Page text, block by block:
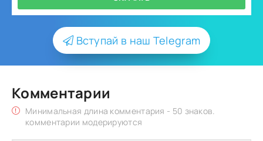
Вступай в наш Telegram
Комментарии
Минимальная длина комментария - 50 знаков.
комментарии модерируются